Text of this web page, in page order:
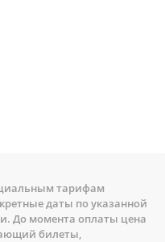
тарифам
даты по указанной
До момента оплаты цена
билеты,